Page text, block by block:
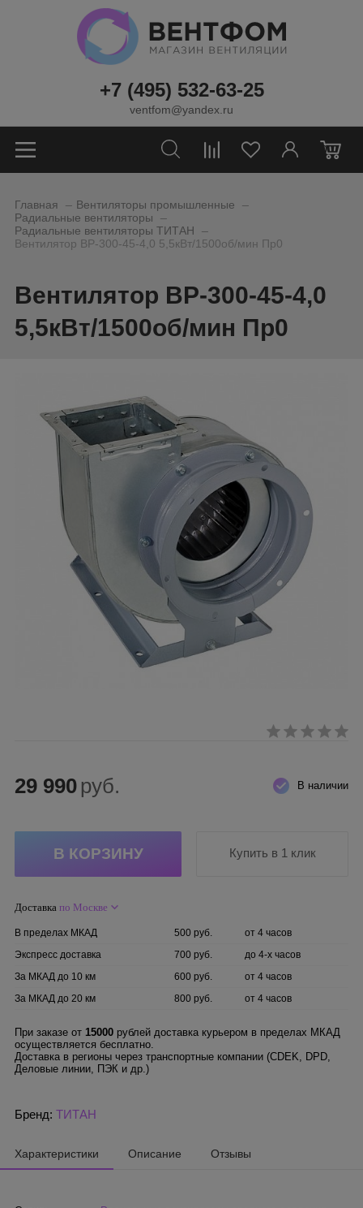
+7 (495) 532-63-25
ventfom@yandex.ru
0
Главная Вентиляторы промышленные
Радиальные вентиляторы _
Радиальные вентиляторы ТИТАН
Вентилятор ВР-300-45-4,0 5,5кВт/1500об/мин Пр0
Вентилятор ВР-300-45-4,0
5,5кВт/1500об/мин Пр0
В наличии
29 990 руб.
Купить в 1 клик
Доставка по Москве
В пределах МКАД 500 руб.
от 4 часов
Экспресс доставка
700 руб.
до 4-х часов
За МКАД до 10 км
600 руб.
от 4 часов
За МКАД до 20 км
800 руб. от 4 часов
При заказе от 15000 рублей доставка курьером в пределах МКАД
осуществляется бесплатно.
Доставка в регионы через транспортные компании (CDEK, DPD,
Деловые линии, ПЭК и др.)
Бренд: ТИТАН
Характеристики Описание Отзывы